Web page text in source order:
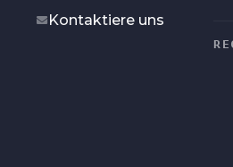
Kontaktiere uns